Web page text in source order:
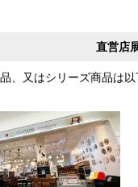
直営店
、又はシリーズ商品は